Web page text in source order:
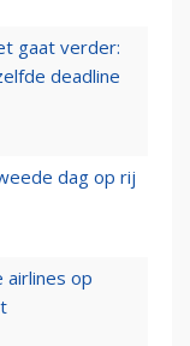
gaat verder:
deadline
dag op rij
airlines op